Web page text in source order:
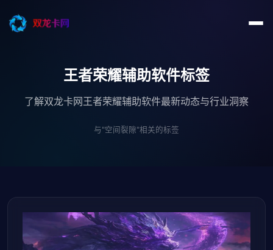
王者荣耀辅助软件标签
了解双龙卡网王者荣耀辅助软件最新动态与行业洞察
与"空间裂隙"相关的标签